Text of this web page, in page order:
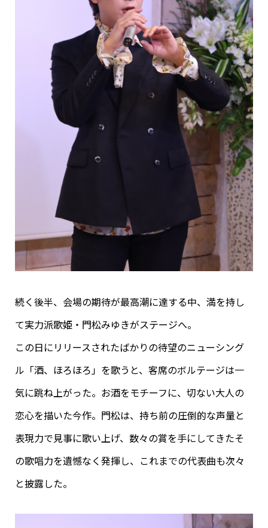
続く後半、会場の期待が最高潮に達する中、満を持し
て実力派歌姫・門松みゆきがステージへ。
この日にリリースされたばかりの待望のニューシング
ル「酒、ほろほろ」を歌うと、客席のボルテージは一
気に跳ね上がった。お酒をモチーフに、切ない大人の
恋心を描いた今作。門松は、持ち前の圧倒的な声量と
表現力で見事に歌い上げ、数々の賞を手にしてきたそ
の歌唱力を遺憾なく発揮し、これまでの代表曲も次々
と披露した。